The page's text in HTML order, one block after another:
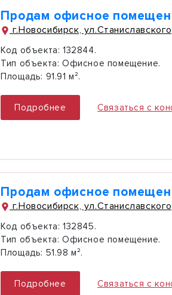
Продам офисное
г.Новосибирск,
Код объекта: 132844.
Тип объекта: Офисное помещение.
Площадь: 91.91 м².
Подробнее Связаться с
Продам офисное
г.Новосибирск,
Код объекта: 132845.
Тип объекта: Офисное помещение.
Площадь: 51.98 м².
Подробнее Связаться с